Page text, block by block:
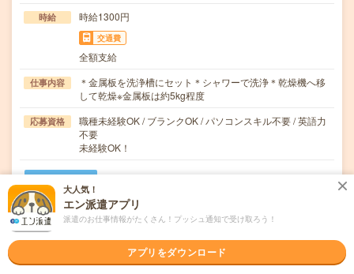
時給 時給1300円
交通費
全額支給
仕事内容
＊金属板を洗浄槽にセット＊シャワーで洗浄＊乾燥機へ移
して乾燥※金属板は約5kg程度
応募資格
職種未経験OK / ブランクOK / パソコンスキル不要 / 英語力
不要
未経験OK！
職場の雰囲気
年齢層
女性
男性
大人気！
エン派遣アプリ
派遣のお仕事情報がたくさん！プッシュ通知で受け取ろう！
アプリをダウンロード